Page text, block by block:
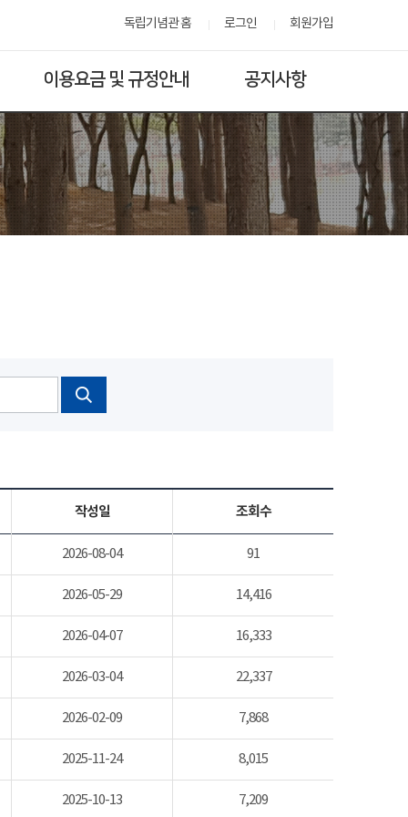
독립기념관 홈 로그인 회원가입
이용요금 및 규정안내 공지사항
작성일 조회수
2026-08-04 91
2026-05-29 14,416
2026-04-07 16,333
2026-03-04 22,337
2026-02-09 7,868
2025-11-24 8,015
2025-10-13 7,209